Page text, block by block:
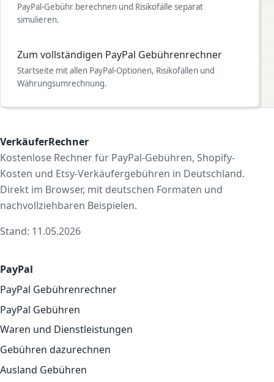
PayPal-Gebühr berechnen und Risikofälle separat
simulieren.
Zum vollständigen PayPal Gebührenrechner
Startseite mit allen PayPal-Optionen, Risikofällen und
Währungsumrechnung.
VerkäuferRechner
Kostenlose Rechner für PayPal-Gebühren, Shopify-
Kosten und Etsy-Verkäufergebühren in Deutschland.
Direkt im Browser, mit deutschen Formaten und
nachvollziehbaren Beispielen.
Stand: 11.05.2026
PayPal
PayPal Gebührenrechner
PayPal Gebühren
Waren und Dienstleistungen
Gebühren dazurechnen
Ausland Gebühren